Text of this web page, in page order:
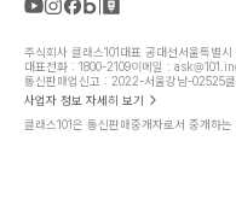
주식회사 클래스101대표 공대선서울특별
대표전화 : 1800-2109이메일 :
통신판매업신고 : 2022-서울강남-02525
사업자 정보 자세히 보기
클래스101은 통신판매중개자로서 중개하